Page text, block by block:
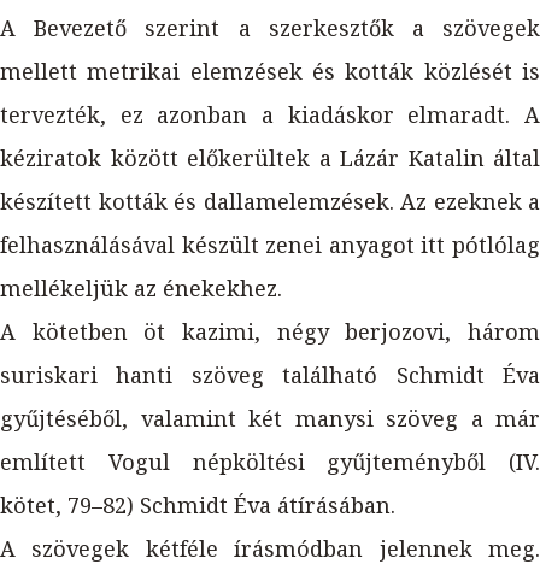
A Bevezető szerint a szerkesztők a szövegek
mellett metrikai elemzések és kották közlését is
tervezték, ez azonban a kiadáskor elmaradt. A
kéziratok között előkerültek a Lázár Katalin által
készített kották és dallamelemzések. Az ezeknek a
felhasználásával készült zenei anyagot itt pótlólag
mellékeljük az énekekhez.
A kötetben öt kazimi, négy berjozovi, három
suriskari hanti szöveg található Schmidt Éva
gyűjtéséből, valamint két manysi szöveg a már
említett Vogul népköltési gyűjteményből (IV.
kötet, 79–82) Schmidt Éva átírásában.
A szövegek kétféle írásmódban jelennek meg.